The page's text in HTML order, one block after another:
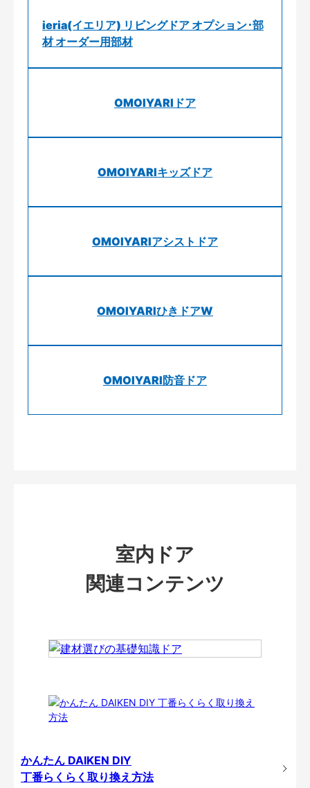
ieria(イエリア) リビングドア オプション･部
材 オーダー用部材
OMOIYARIドア
OMOIYARIキッズドア
OMOIYARIアシストドア
OMOIYARIひきドアW
OMOIYARI防音ドア
室内ドア
関連コンテンツ
かんたん DAIKEN DIY
丁番らくらく取り換え方法